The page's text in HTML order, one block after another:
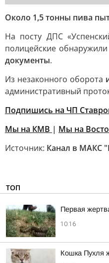
Около 1,5 тонны пива
На посту ДПС
полицейские
документы.
Из незаконного оборота
административный
Подпишись на ЧП
Мы на КМВ | Мы на
Источник: Канал в МАКС
ТОП
Первая
10:16
Кошка Пухля